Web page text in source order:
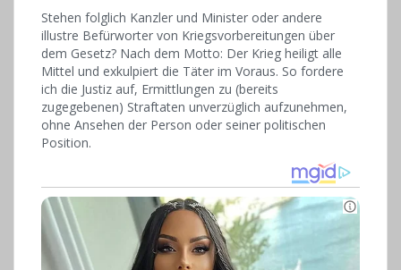
Stehen folglich Kanzler und Minister oder andere
illustre Befürworter von Kriegsvorbereitungen über
dem Gesetz? Nach dem Motto: Der Krieg heiligt alle
Mittel und exkulpiert die Täter im Voraus. So fordere
ich die Justiz auf, Ermittlungen zu (bereits
zugegebenen) Straftaten unverzüglich aufzunehmen,
ohne Ansehen der Person oder seiner politischen
Position.